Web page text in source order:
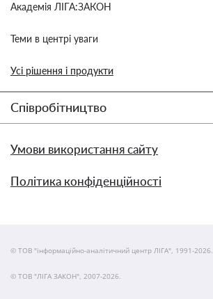
Академія ЛІГА:ЗАКОН
Теми в центрі уваги
Усі рішення і продукти
Співробітництво
Умови використання сайту
Політика конфіденційності
© ТОВ "інформаційно-аналітичний центр ЛІГА", 1991-2026.
© ТОВ "ЛІГА ЗАКОН", 2007-2026.